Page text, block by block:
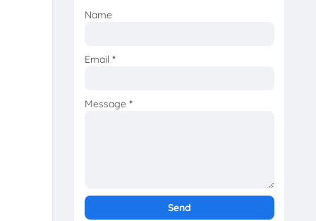
Name
Email *
Message *